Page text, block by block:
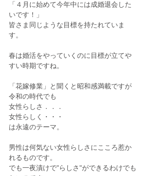
「４月に始めて今年中には成婚退会した
いです！」
皆さま同じような目標を持たれていま
す。
春は婚活をやっていくのに目標が立てや
すい時期ですね。
「花嫁修業」と聞くと昭和感満載ですが
令和の時代でも
女性らしさ．．．
女性らしく・・・
は永遠のテーマ。
男性は何気ない女性らしさにこころ惹か
れるものです。
でも一夜漬けで"らしさ"ができるわけでも